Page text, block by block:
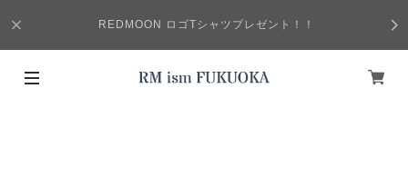
REDMOON ロゴTシャツプレゼント！！